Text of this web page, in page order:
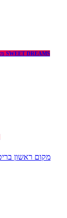
The Rest of מצעד היום (גרסת האלבום) 22 – 4.8.26 – מהדורת SWEET DREAMS